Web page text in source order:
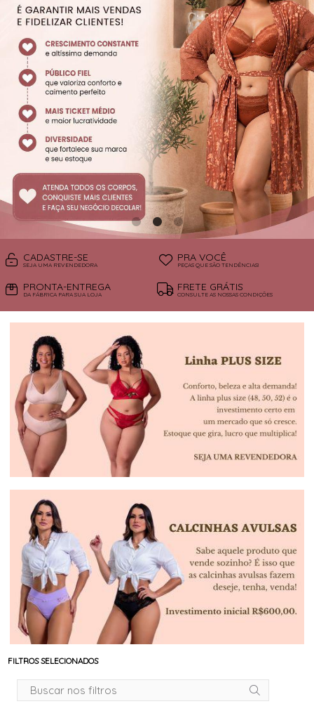
SUTIÃS
CADASTRE-SE
SEJA UMA REVENDEDORA
PRA VOCÊ
PEÇAS QUE SÃO TENDÊNCIAS!
PRONTA-ENTREGA
DA FÁBRICA PARA SUA LOJA
FRETE GRÁTIS
CONSULTE AS NOSSAS CONDIÇÕES
FILTROS SELECIONADOS